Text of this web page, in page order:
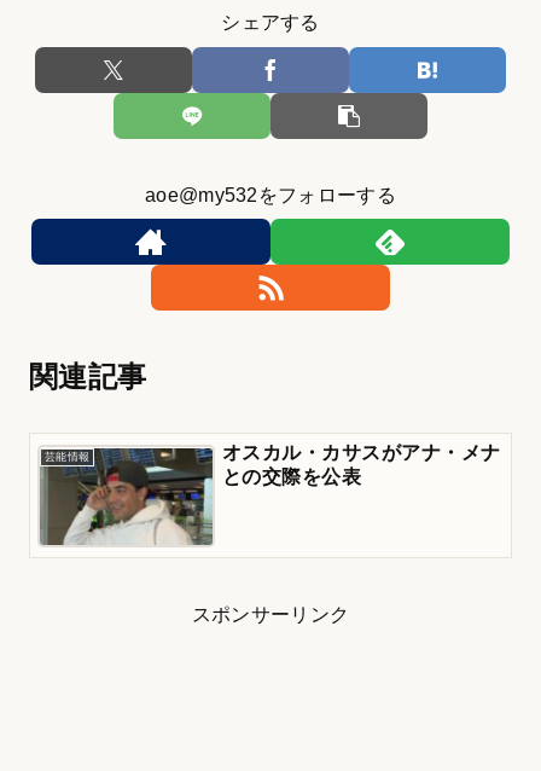
シェアする
aoe@my532をフォローする
関連記事
芸能情報
オスカル・カサスがアナ・メナ
との交際を公表
スポンサーリンク